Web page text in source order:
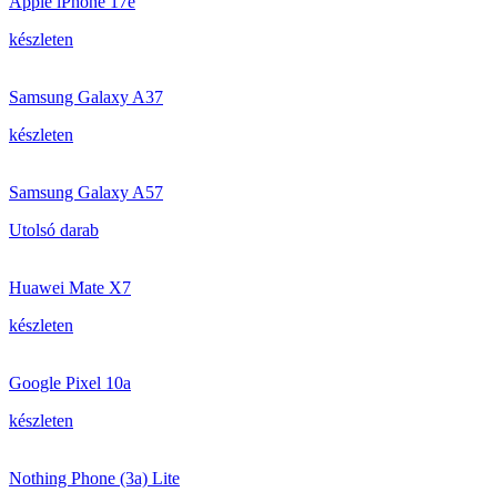
készleten
Samsung Galaxy A37
készleten
Samsung Galaxy A57
Utolsó darab
Huawei Mate X7
készleten
Google Pixel 10a
készleten
Nothing Phone (3a) Lite